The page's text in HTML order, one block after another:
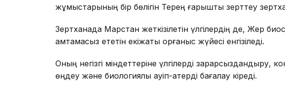
жұмыстарының бір бөлігін Терең ғарышты зерттеу
Зертханада Марстан жеткізілетін үлгілердің де, Жер
қамтамасыз ететін екіжақты қорғаныс жүйесі енгізіледі.
Оның негізгі міндеттеріне үлгілерді зарарсыздандыру,
өңдеу және биологиялық қауіп-қатерді бағалау кіреді.